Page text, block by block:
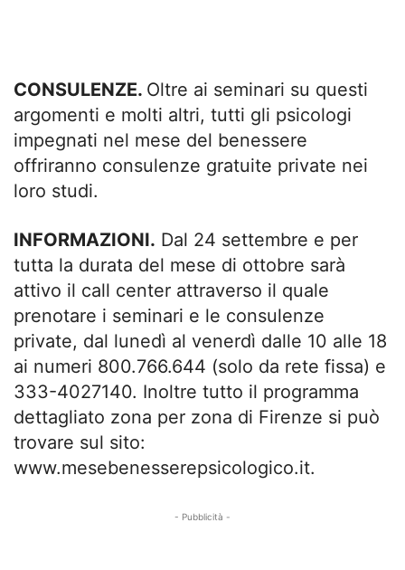
CONSULENZE. Oltre ai seminari su questi
argomenti e molti altri, tutti gli psicologi
impegnati nel mese del benessere
offriranno consulenze gratuite private nei
loro studi.
INFORMAZIONI. Dal 24 settembre e per
tutta la durata del mese di ottobre sarà
attivo il call center attraverso il quale
prenotare i seminari e le consulenze
private, dal lunedì al venerdì dalle 10 alle 18
ai numeri 800.766.644 (solo da rete fissa) e
333-4027140. Inoltre tutto il programma
dettagliato zona per zona di Firenze si può
trovare sul sito:
www.mesebenesserepsicologico.it.
- Pubblicità -